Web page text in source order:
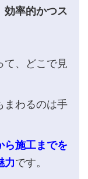
効率的かつス
て、どこで見
まわるのは手
ら施工までを
力です。